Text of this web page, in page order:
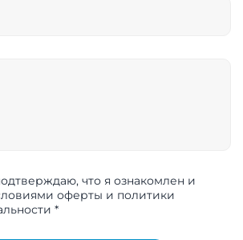
что я ознакомлен и
оферты и политики
*